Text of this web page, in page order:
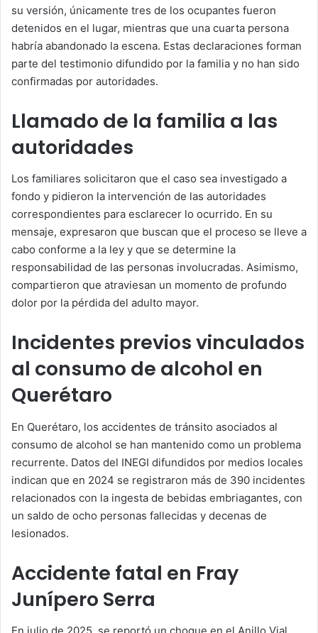
su versión, únicamente tres de los ocupantes fueron
detenidos en el lugar, mientras que una cuarta persona
habría abandonado la escena. Estas declaraciones forman
parte del testimonio difundido por la familia y no han sido
confirmadas por autoridades.
Llamado de la familia a las
autoridades
Los familiares solicitaron que el caso sea investigado a
fondo y pidieron la intervención de las autoridades
correspondientes para esclarecer lo ocurrido. En su
mensaje, expresaron que buscan que el proceso se lleve a
cabo conforme a la ley y que se determine la
responsabilidad de las personas involucradas. Asimismo,
compartieron que atraviesan un momento de profundo
dolor por la pérdida del adulto mayor.
Incidentes previos vinculados
al consumo de alcohol en
Querétaro
En Querétaro, los accidentes de tránsito asociados al
consumo de alcohol se han mantenido como un problema
recurrente. Datos del INEGI difundidos por medios locales
indican que en 2024 se registraron más de 390 incidentes
relacionados con la ingesta de bebidas embriagantes, con
un saldo de ocho personas fallecidas y decenas de
lesionados.
Accidente fatal en Fray
Junípero Serra